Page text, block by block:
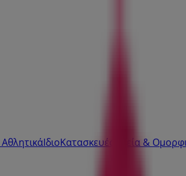
ΑθλητικάΙδιοΚατασκευές Υγεία &